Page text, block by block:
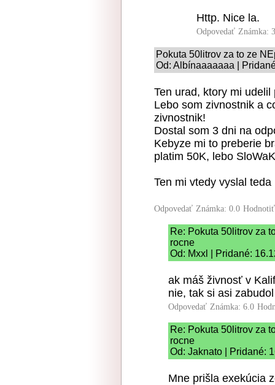
Http. Nice la.
Odpovedať Známka:
Pokuta 50litrov za to ze
Od: Albínaaaaaaa |
Ten urad, ktory mi
Lebo som zivnostnik a
zivnostnik!
Dostal som 3 dni na
Kebyze mi to preberie
platim 50K, lebo
Ten mi vtedy vyslal
Odpovedať Známka: 0.0
Re: Pokuta 50litrov za
rocne
Od: Mxxl | Pridané:
ak máš živnosť v
nie, tak si asi
Odpovedať Známka: 6.0
Re: Pokuta 50litrov za
rocne
Od: Jaknato | Pridané:
Mne prišla exekúcia